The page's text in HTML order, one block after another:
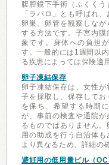
腹腔鏡下手術（ふくく
「ラパロ」とも呼ばれ
卵巣、卵管を観察しな
する方法です。子宮内
象です。身体への負担
す。一般的には1週間以
る疾患によっては保険適
卵子凍結保存
卵子凍結保存は、女性
子を採取し、保存して
を保ち、希望する時期
が、事前の検査や通院
るものではありません
用の助成を行う自治体
より異なるため、詳細の
避妊用の低用量ピル（